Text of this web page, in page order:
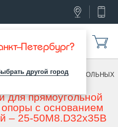
Петербург?
другой город
ОПОРОЙ /ДЛЯ ПРЯМОУГОЛЬНЫХ
для прямоугольной
с основанием
– 25-50M8.D32x35B